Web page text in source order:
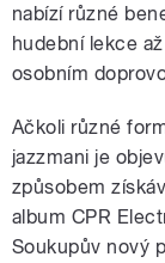
nabízí různé
hudební lekce
osobním
Ačkoli různé
jazzmani je
způsobem
album CPR
Soukupův nový